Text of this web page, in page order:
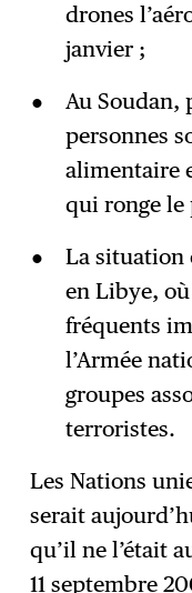
drones
janvier ;
Au Soudan,
personnes
alimentaire
qui ronge le
La situation
en Libye,
fréquents
l’Armée
groupes
terroristes.
Les Nations
serait
qu’il ne l’était
11 septembre